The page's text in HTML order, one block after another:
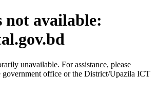
not available:
unavailable. For assistance, please
government office or the District/Upazila ICT